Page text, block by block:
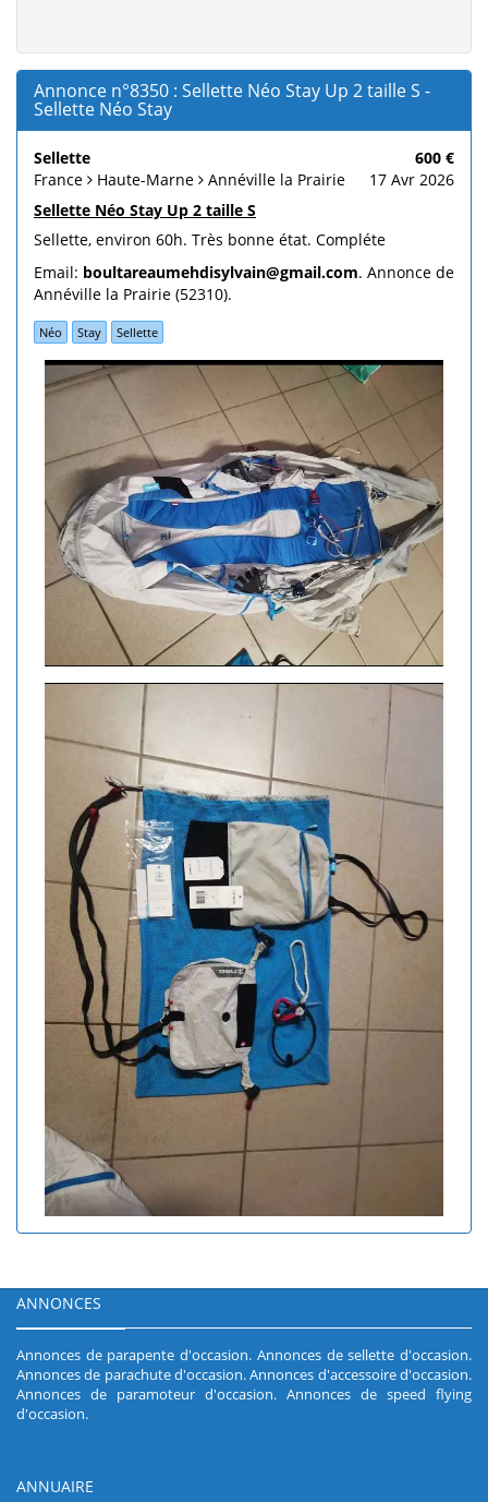
Annonce n°8350 : Sellette Néo Stay Up 2 taille S -
Sellette Néo Stay
Sellette
600 €
France
Haute-Marne Annéville la Prairie
17 Avr 2026
Sellette Néo Stay Up 2 taille S
Sellette, environ 60h. Très bonne état. Compléte
Email: boultareaumehdisylvain@gmail.com. Annonce de
Annéville la Prairie (52310).
Néo Stay Sellette
ANNONCES
Annonces de parapente d'occasion. Annonces de sellette d'occasion.
Annonces de parachute d'occasion.Annonces d'accessoire d'occasion.
Annonces de paramoteur d'occasion. Annonces de speed flying
d'occasion.
ANNUAIRE